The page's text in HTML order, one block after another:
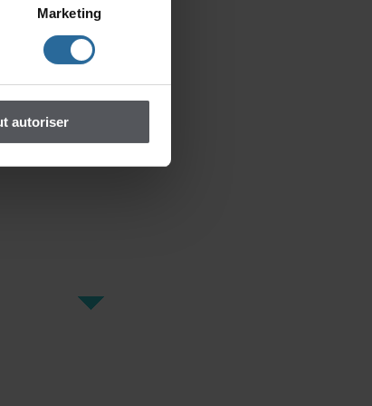
Marketing
Sousuncielde